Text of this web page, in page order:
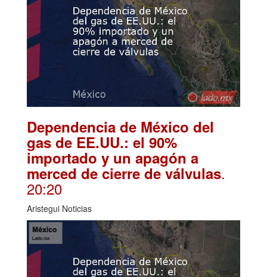
Dependencia de México del
gas de EE.UU.: el 90%
importado y un apagón a
merced de cierre de válvulas.
20:20
Aristegui Noticias